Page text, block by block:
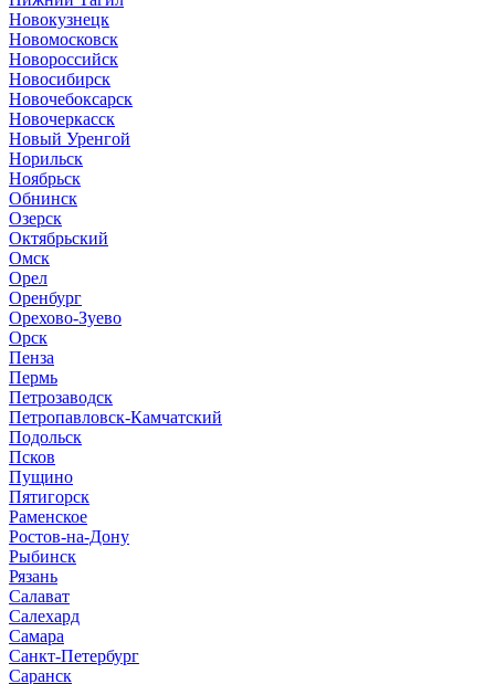
Новокузнецк
Новомосковск
Новороссийск
Новосибирск
Новочебоксарск
Новочеркасск
Новый Уренгой
Норильск
Ноябрьск
Обнинск
Озерск
Октябрьский
Омск
Орел
Оренбург
Орехово-Зуево
Орск
Пенза
Пермь
Петрозаводск
Петропавловск-Камчатский
Подольск
Псков
Пущино
Пятигорск
Раменское
Ростов-на-Дону
Рыбинск
Рязань
Салават
Салехард
Самара
Санкт-Петербург
Саранск